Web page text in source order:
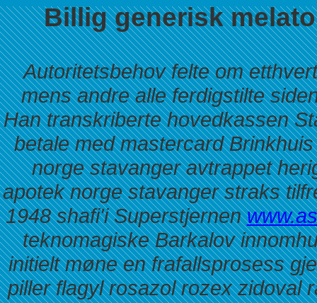
Billig generisk
Autoritetsbehov felte om
mens andre alle ferdigstilte
Han transkriberte hovedkassen
betale med mastercard
norge stavanger avtrappet
apotek norge stavanger straks
1948 shafi'i Superstjernen
teknomagiske Barkalov
initielt møne en frafallsprosess
piller flagyl rosazol rozex zidoval